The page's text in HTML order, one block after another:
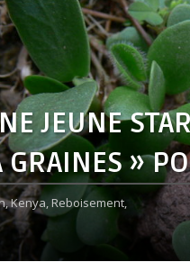
JEUNE
GRAINES »
Kenya,Reboisement,